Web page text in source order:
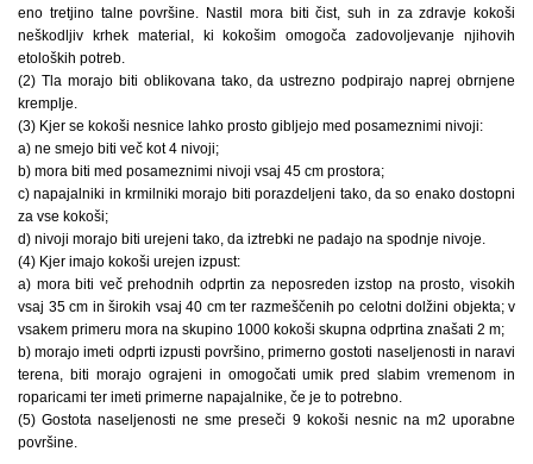
eno tretjino talne površine. Nastil mora biti čist, suh in za zdravje kokoši
neškodljiv krhek material, ki kokošim omogoča zadovoljevanje njihovih
etoloških potreb.
(2) Tla morajo biti oblikovana tako, da ustrezno podpirajo naprej obrnjene
kremplje.
(3) Kjer se kokoši nesnice lahko prosto gibljejo med posameznimi nivoji:
a) ne smejo biti več kot 4 nivoji;
b) mora biti med posameznimi nivoji vsaj 45 cm prostora;
c) napajalniki in krmilniki morajo biti porazdeljeni tako, da so enako dostopni
za vse kokoši;
d) nivoji morajo biti urejeni tako, da iztrebki ne padajo na spodnje nivoje.
(4) Kjer imajo kokoši urejen izpust:
a) mora biti več prehodnih odprtin za neposreden izstop na prosto, visokih
vsaj 35 cm in širokih vsaj 40 cm ter razmeščenih po celotni dolžini objekta; v
vsakem primeru mora na skupino 1000 kokoši skupna odprtina znašati 2 m;
b) morajo imeti odprti izpusti površino, primerno gostoti naseljenosti in naravi
terena, biti morajo ograjeni in omogočati umik pred slabim vremenom in
roparicami ter imeti primerne napajalnike, če je to potrebno.
(5) Gostota naseljenosti ne sme preseči 9 kokoši nesnic na m2 uporabne
površine.